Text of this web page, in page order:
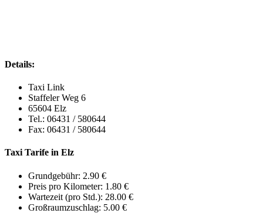
Details:
Taxi Link
Staffeler Weg 6
65604 Elz
Tel.: 06431 / 580644
Fax: 06431 / 580644
Taxi Tarife in Elz
Grundgebühr: 2.90 €
Preis pro Kilometer: 1.80 €
Wartezeit (pro Std.): 28.00 €
Großraumzuschlag: 5.00 €